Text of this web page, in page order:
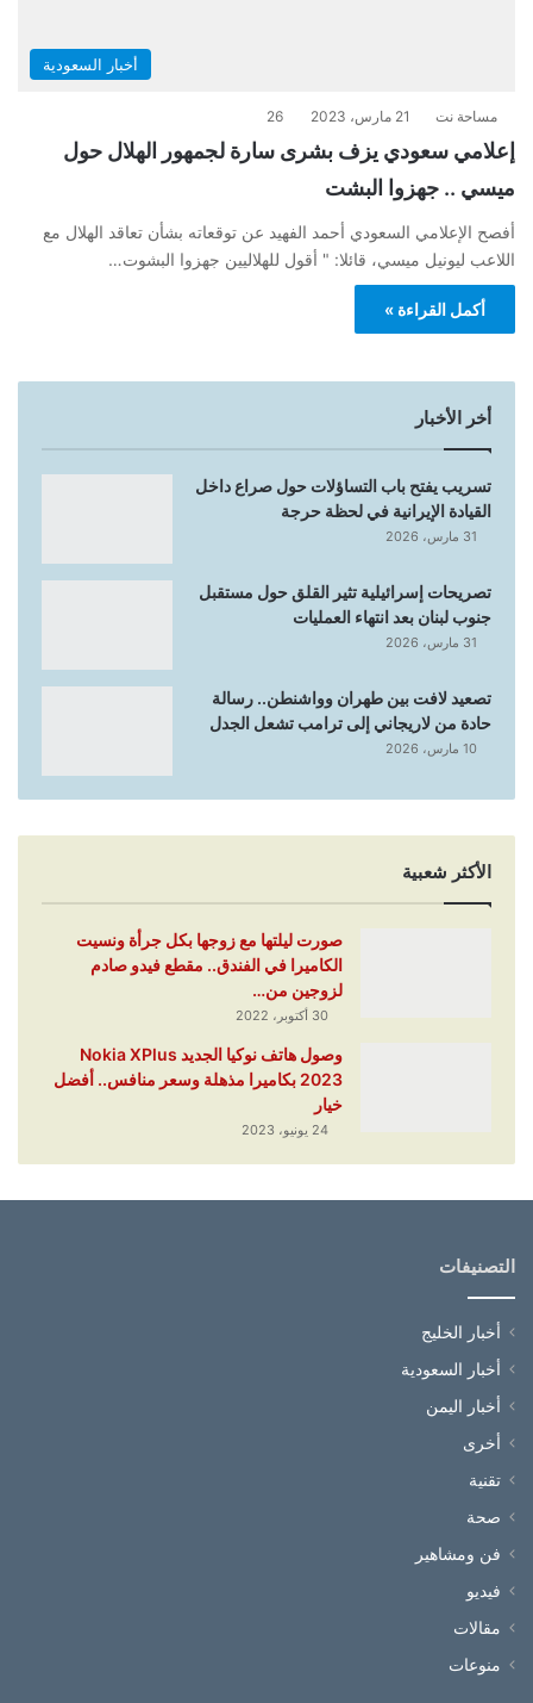
أخبار السعودية
مساحة نت 21 مارس، 2023 26
إعلامي سعودي يزف بشرى سارة لجمهور الهلال حول
ميسي .. جهزوا البشت
أفصح الإعلامي السعودي أحمد الفهيد عن توقعاته بشأن تعاقد الهلال مع
اللاعب ليونيل ميسي، قائلا: " أقول للهلاليين جهزوا البشوت…
أكمل القراءة »
أخر الأخبار
تسريب يفتح باب التساؤلات حول صراع داخل
القيادة الإيرانية في لحظة حرجة
31 مارس، 2026
تصريحات إسرائيلية تثير القلق حول مستقبل
جنوب لبنان بعد انتهاء العمليات
31 مارس، 2026
تصعيد لافت بين طهران وواشنطن.. رسالة
حادة من لاريجاني إلى ترامب تشعل الجدل
10 مارس، 2026
الأكثر شعبية
صورت ليلتها مع زوجها بكل جرأة ونسيت
الكاميرا في الفندق.. مقطع فيدو صادم
لزوجين من…
30 أكتوبر، 2022
وصول هاتف نوكيا الجديد Nokia XPlus
2023 بكاميرا مذهلة وسعر منافس.. أفضل
خيار
24 يونيو، 2023
التصنيفات
أخبار الخليج
أخبار السعودية
أخبار اليمن
أخرى
تقنية
صحة
فن ومشاهير
فيديو
مقالات
منوعات